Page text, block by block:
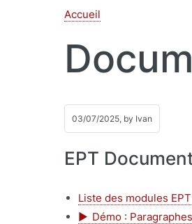
Accueil
03/07/2025, by Ivan
EPT
Liste des modules EPT
Démo :